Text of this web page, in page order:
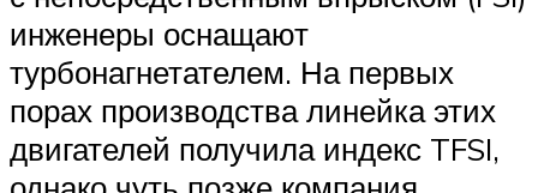
инженеры оснащают
турбонагнетателем. На первых
порах производства линейка этих
двигателей получила индекс TFSI,